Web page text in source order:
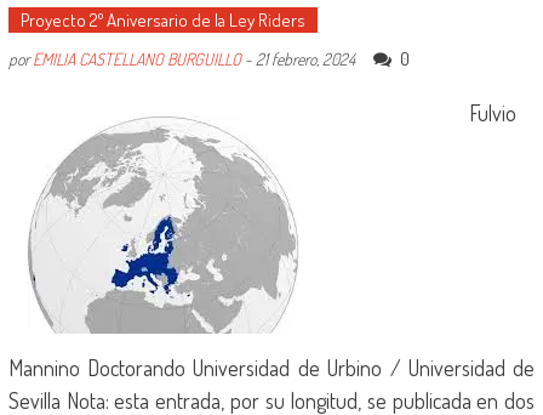
Proyecto 2º Aniversario de la Ley Riders
porEMILIA CASTELLANO BURGUILLO- 21 febrero, 2024 0
Fulvio
Mannino Doctorando Universidad de Urbino / Universidad de
Sevilla Nota: esta entrada, por su longitud, se publicada en dos